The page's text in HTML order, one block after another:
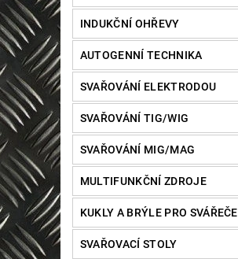
INDUKČNÍ OHŘEVY
AUTOGENNÍ TECHNIKA
SVAŘOVÁNÍ ELEKTRODOU
SVAŘOVÁNÍ TIG/WIG
SVAŘOVÁNÍ MIG/MAG
MULTIFUNKČNÍ ZDROJE
KUKLY A BRÝLE PRO SVÁŘEČE
SVAŘOVACÍ STOLY